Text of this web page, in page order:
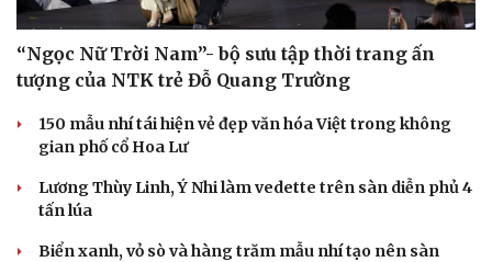
Nam khoa
Làm đẹp - giảm cân
Phòng mạch online
Ăn sạch sống khỏe
“Ngọc Nữ Trời Nam”- bộ sưu tập thời trang ấn
tượng của NTK trẻ Đỗ Quang Trường
150 mẫu nhí tái hiện vẻ đẹp văn hóa Việt trong không
gian phố cổ Hoa Lư
Lương Thùy Linh, Ý Nhi làm vedette trên sàn diễn phủ 4
tấn lúa
Biển xanh, vỏ sò và hàng trăm mẫu nhí tạo nên sàn